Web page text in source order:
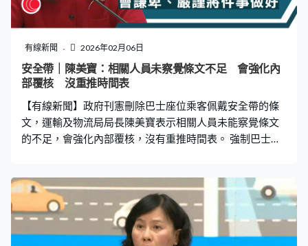
有線新聞 2026年02月06日
安全帶｜陳美寶：相關人員未察覺條文不足 會強化內
部覆核 沒重推時間表
【有線新聞】政府刊憲刪除巴士座位乘客佩戴安全帶的條
文，運輸及物流局局長陳美寶表示相關人員未能察覺條文
的不足，會強化內部覆核，沒有重推時間表。 強制巴士乘
或非專營巴士時，必須乘客佩戴安全帶的法定要求。」 陳
美寶指將會展開公眾諮詢和加強宣傳，平衡實施範圍和減
少市民不便，沒有預設重推法例時間表，「巴士上下層會
否有不同處理，亦有人提及罰則，罰則會否過高，有沒有